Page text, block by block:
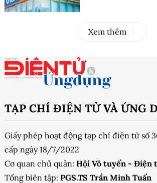
Xem thêm
TẠP CHÍ ĐIỆN TỬ VÀ ỨNG
Giấy phép hoạt động tạp chí điện tử số
cấp ngày 18/7/2022
Cơ quan chủ quản: Hội Vô tuyến - Điện
Tổng biên tập: PGS.TS Trần Minh Tuấn